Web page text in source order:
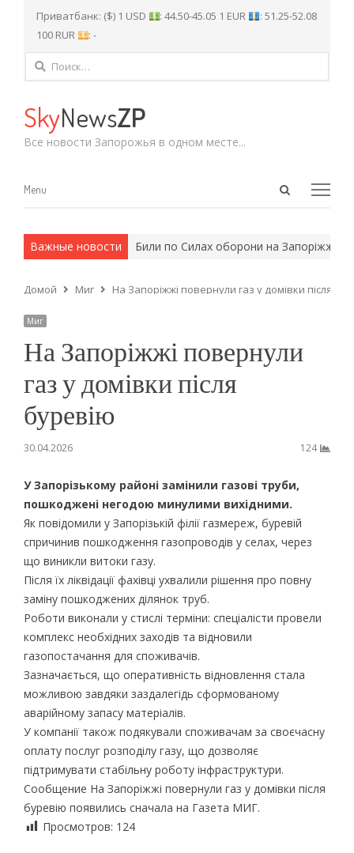
Приватбанк: ($) 1 USD : 44.50-45.05 1 EUR
: 51.25-52.08
100 RUR
: -
Найти:
SkyNewsZP
Все новости Запорожья в одном месте...
Open
Menu
Menu
Важные новости
армейские методы. Били по Силах оборони на Запоріжжі:
Домой Миг На Запоріжжі повернули газ у домівки після
Миг
На Запоріжжі повернули
газ у домівки після
буревію
30.04.2026 124
У Запорізькому районі замінили газові труби,
пошкоджені негодою минулими вихідними.
Як повідомили у Запорізькій філії газмереж, буревій
спричинив пошкодження газопроводів у селах, через
що виникли витоки газу.
Після їх ліквідації фахівці ухвалили рішення про повну
заміну пошкоджених ділянок труб.
Роботи виконали у стислі терміни: спеціалісти провели
комплекс необхідних заходів та відновили
газопостачання для споживачів.
Зазначається, що оперативність відновлення стала
можливою завдяки заздалегідь сформованому
аварійному запасу матеріалів.
У компанії також подякували споживачам за своєчасну
оплату послуг розподілу газу, що дозволяє
підтримувати стабільну роботу інфраструктури.
Сообщение На Запоріжжі повернули газ у домівки після
буревію появились сначала на Газета МИГ.
Просмотров: 124